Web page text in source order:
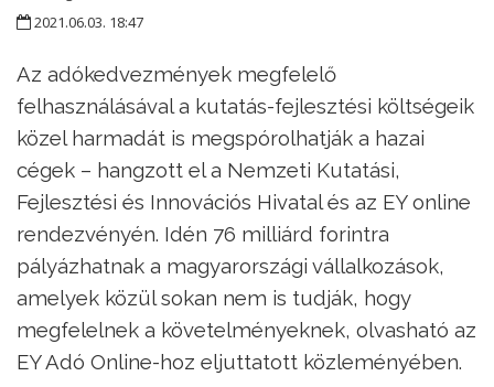
2021.06.03. 18:47
Az adókedvezmények megfelelő
felhasználásával a kutatás-fejlesztési költségeik
közel harmadát is megspórolhatják a hazai
cégek – hangzott el a Nemzeti Kutatási,
Fejlesztési és Innovációs Hivatal és az EY online
rendezvényén. Idén 76 milliárd forintra
pályázhatnak a magyarországi vállalkozások,
amelyek közül sokan nem is tudják, hogy
megfelelnek a követelményeknek, olvasható az
EY Adó Online-hoz eljuttatott közleményében.